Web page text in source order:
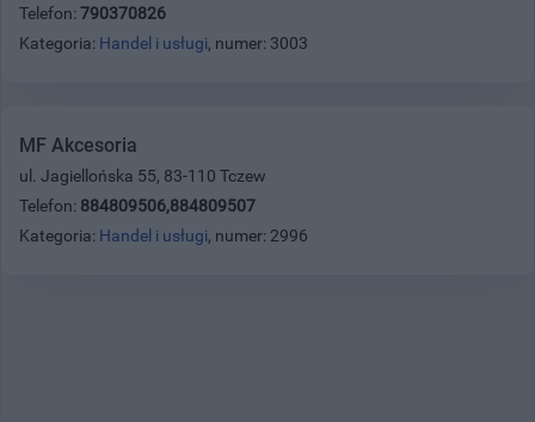
Telefon: 790370826
Kategoria: Handel i usługi, numer: 3003
MF Akcesoria
ul. Jagiellońska 55, 83-110 Tczew
Telefon: 884809506,884809507
Kategoria: Handel i usługi, numer: 2996